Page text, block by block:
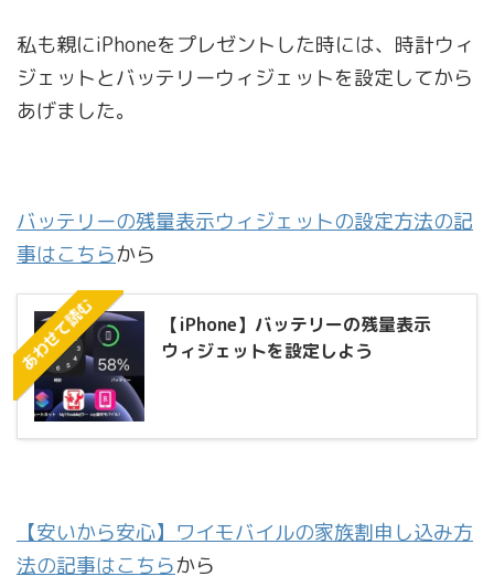
私も親にiPhoneをプレゼントした時には、時計ウィ
ジェットとバッテリーウィジェットを設定してから
あげました。
バッテリーの残量表示ウィジェットの設定方法の記
事はこちらから
あわせて読む
【iPhone】バッテリーの残量表示
ウィジェットを設定しよう
【安いから安心】ワイモバイルの家族割申し込み方
法の記事はこちらから